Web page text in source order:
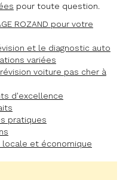
pour toute question.
ROZAND pour votre
et le diagnostic auto
variées
voiture pas cher à
d'excellence
pratiques
locale et économique